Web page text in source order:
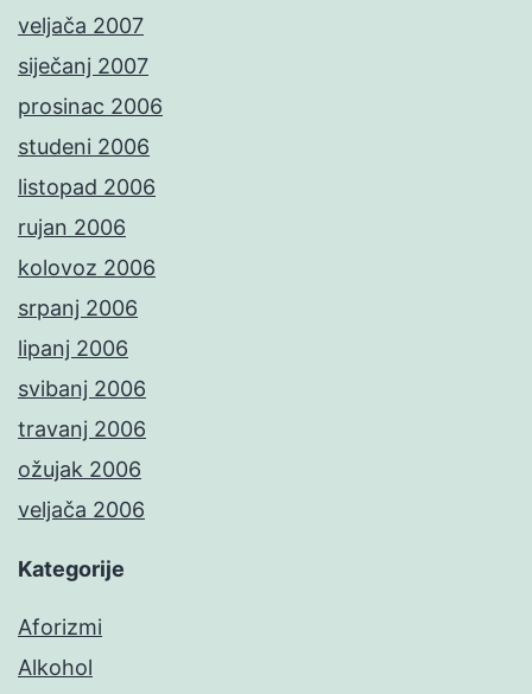
veljača 2007
siječanj 2007
prosinac 2006
studeni 2006
listopad 2006
rujan 2006
kolovoz 2006
srpanj 2006
lipanj 2006
svibanj 2006
travanj 2006
ožujak 2006
veljača 2006
Kategorije
Aforizmi
Alkohol